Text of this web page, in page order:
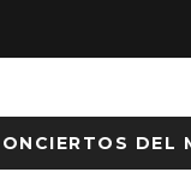
DEL